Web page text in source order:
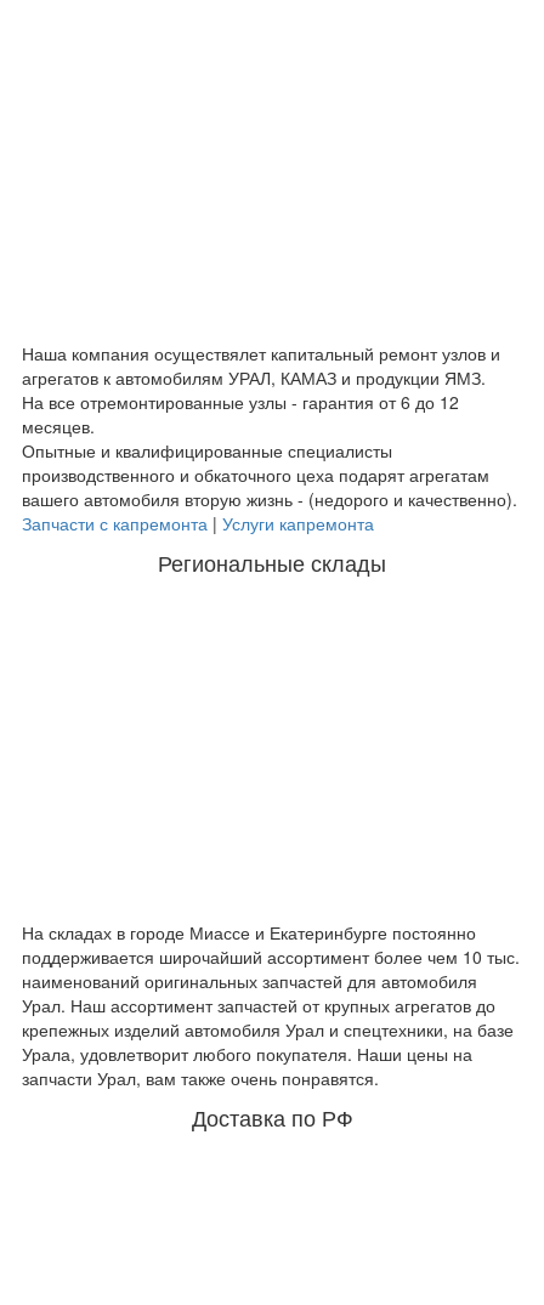
Наша компания осуществялет капитальный ремонт узлов и
агрегатов к автомобилям УРАЛ, КАМАЗ и продукции ЯМЗ.
На все отремонтированные узлы - гарантия от 6 до 12
месяцев.
Опытные и квалифицированные специалисты
производственного и обкаточного цеха подарят агрегатам
вашего автомобиля вторую жизнь - (недорого и качественно).
Запчасти с капремонта | Услуги капремонта
Региональные склады
На складах в городе Миассе и Екатеринбурге постоянно
поддерживается широчайший ассортимент более чем 10 тыс.
наименований оригинальных запчастей для автомобиля
Урал. Наш ассортимент запчастей от крупных агрегатов до
крепежных изделий автомобиля Урал и спецтехники, на базе
Урала, удовлетворит любого покупателя. Наши цены на
запчасти Урал, вам также очень понравятся.
Доставка по РФ